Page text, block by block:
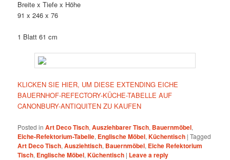
Breite x Tiefe x Höhe
91 x 246 x 76
1 Blatt 61 cm
KLICKEN SIE HIER, UM DIESE EXTENDING EICHE
BAUERNHOF-REFECTORY-KÜCHE-TABELLE AUF
CANONBURY-ANTIQUITEN ZU KAUFEN
Posted in Art Deco Tisch,Ausziehbarer Tisch, Bauernmöbel,
Eiche-Refektorium-Tabelle, Englische Möbel,Küchentisch |Tagged
Art Deco Tisch,Ausziehtisch, Bauernmöbel, Eiche Refektorium
Tisch, Englische Möbel,Küchentisch | Leave a reply